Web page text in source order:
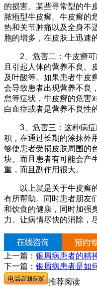
的损害。某些寻常型的牛
脓疱型牛皮癣。牛皮癣的
热和关节肿痛以及全身不
胞的增多，在皮肤上迅速
2、危害二：牛皮癣可
且引起人体的营养不良。
及叶酸等。如果患者牛皮
会导致患者出现营养不良
怠等症状，牛皮癣的危害
白血症或者是营养不良性
3、危害三：这种病症
积，在通过长期的涂抹外
够使患者受损皮肤周围的
块。而且患者有可能会产
重，而且副作用很大。
以上就是关于牛皮癣的
有所帮助。同时患者朋友
和饮食的健康，同时加强
力。让病情尽快的消除，
上一篇： 银屑病患者的精
下一篇： 银屑病患者是如
推荐阅读